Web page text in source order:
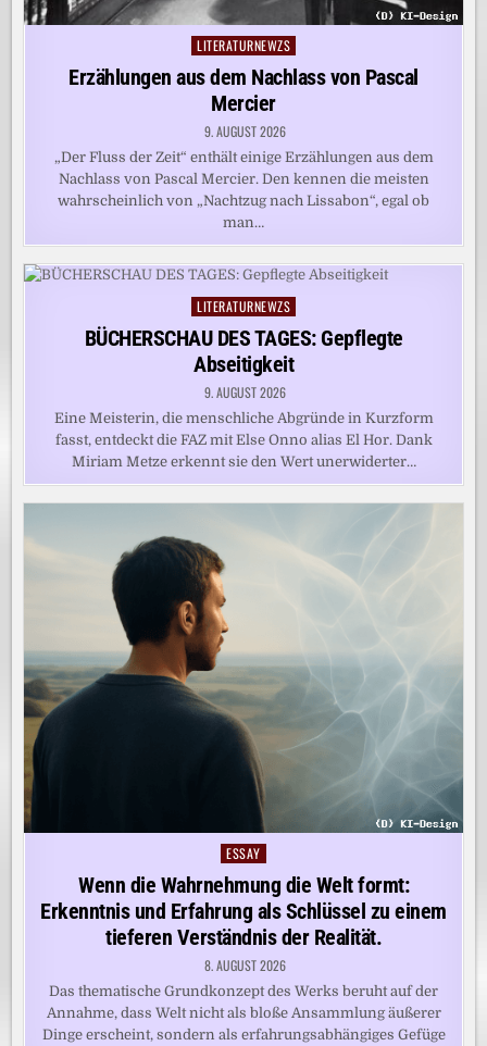
Posted
LITERATURNEWZS
Erzählungen aus dem Nachlass von Pascal
Mercier
9. AUGUST 2026
„Der Fluss der Zeit“ enthält einige Erzählungen aus dem
Nachlass von Pascal Mercier. Den kennen die meisten
wahrscheinlich von „Nachtzug nach Lissabon“, egal ob
man…
Posted
in
LITERATURNEWZS
BÜCHERSCHAU DES TAGES: Gepflegte
Abseitigkeit
9. AUGUST 2026
Eine Meisterin, die menschliche Abgründe in Kurzform
fasst, entdeckt die FAZ mit Else Onno alias El Hor. Dank
Miriam Metze erkennt sie den Wert unerwiderter…
Posted
in
ESSAY
Wenn die Wahrnehmung die Welt formt:
Erkenntnis und Erfahrung als Schlüssel zu einem
tieferen Verständnis der Realität.
8. AUGUST 2026
Das thematische Grundkonzept des Werks beruht auf der
Annahme, dass Welt nicht als bloße Ansammlung äußerer
Dinge erscheint, sondern als erfahrungsabhängiges Gefüge